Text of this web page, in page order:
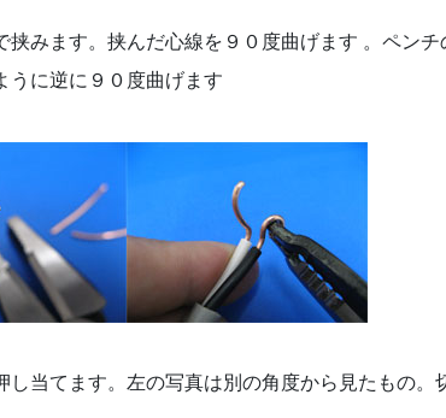
みます。挟んだ心線を９０度曲げます 。ペンチ
うに逆に９０度曲げます
し当てます。左の写真は別の角度から見たもの。